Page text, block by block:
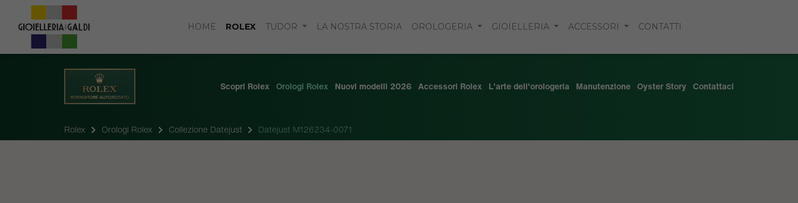
HOME ROLEX TUDOR LA NOSTRA STORIA OROLOGERIA GIOIELLERIA ACCESSORI CONTATTI
Scopri Rolex Orologi Rolex Nuovi modelli 2026 Accessori Rolex L'arte dell'orologeria Manutenzione Oyster Story Contattaci
Rolex Orologi Rolex Collezione Datejust Datejust M126234-0071